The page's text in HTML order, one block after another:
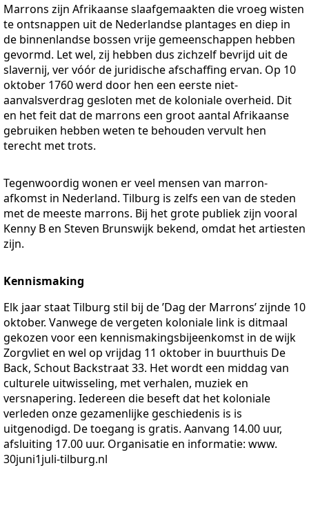
Marrons zijn Afrikaanse slaafgemaakten die vroeg wisten
te ontsnappen uit de Nederlandse plantages en diep in
de binnenlandse bossen vrije gemeenschappen hebben
gevormd. Let wel, zij hebben dus zichzelf bevrijd uit de
slavernij, ver vóór de juridische afschaffing ervan. Op 10
oktober 1760 werd door hen een eerste niet-
aanvalsverdrag gesloten met de koloniale overheid. Dit
en het feit dat de marrons een groot aantal Afrikaanse
gebruiken hebben weten te behouden vervult hen
terecht met trots.
Tegenwoordig wonen er veel mensen van marron-
afkomst in Nederland. Tilburg is zelfs een van de steden
met de meeste marrons. Bij het grote publiek zijn vooral
Kenny B en Steven Brunswijk bekend, omdat het artiesten
zijn.
Kennismaking
Elk jaar staat Tilburg stil bij de ’Dag der Marrons’ zijnde 10
oktober. Vanwege de vergeten koloniale link is ditmaal
gekozen voor een kennismakingsbijeenkomst in de wijk
Zorgvliet en wel op vrijdag 11 oktober in buurthuis De
Back, Schout Backstraat 33. Het wordt een middag van
culturele uitwisseling, met verhalen, muziek en
versnapering. Iedereen die beseft dat het koloniale
verleden onze gezamenlijke geschiedenis is is
uitgenodigd. De toegang is gratis. Aanvang 14.00 uur,
afsluiting 17.00 uur. Organisatie en informatie: www.
30juni1juli-tilburg.nl